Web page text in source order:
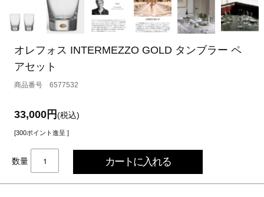
オレフォス INTERMEZZO GOLD タンブラー ペ
アセット
6577532
33,000円(税込)
[300ポイント進呈 ]
数量